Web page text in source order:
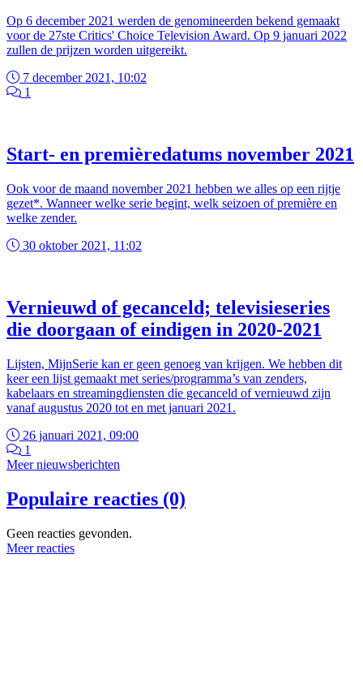
Op 6 december 2021 werden de genomineerden bekend gemaakt
voor de 27ste Critics' Choice Television Award. Op 9 januari 2022
zullen de prijzen worden uitgereikt.
7 december 2021, 10:02
1
Start- en premièredatums november 2021
Ook voor de maand november 2021 hebben we alles op een rijtje
gezet*. Wanneer welke serie begint, welk seizoen of première en
welke zender.
30 oktober 2021, 11:02
Vernieuwd of gecanceld; televisieseries
die doorgaan of eindigen in 2020-2021
Lijsten, MijnSerie kan er geen genoeg van krijgen. We hebben dit
keer een lijst gemaakt met series/programma’s van zenders,
kabelaars en streamingdiensten die gecanceld of vernieuwd zijn
vanaf augustus 2020 tot en met januari 2021.
26 januari 2021, 09:00
1
Meer nieuwsberichten
Populaire reacties (0)
Geen reacties gevonden.
Meer reacties